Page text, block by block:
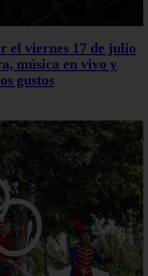
el viernes 17 de julio
música en vivo y
gustos